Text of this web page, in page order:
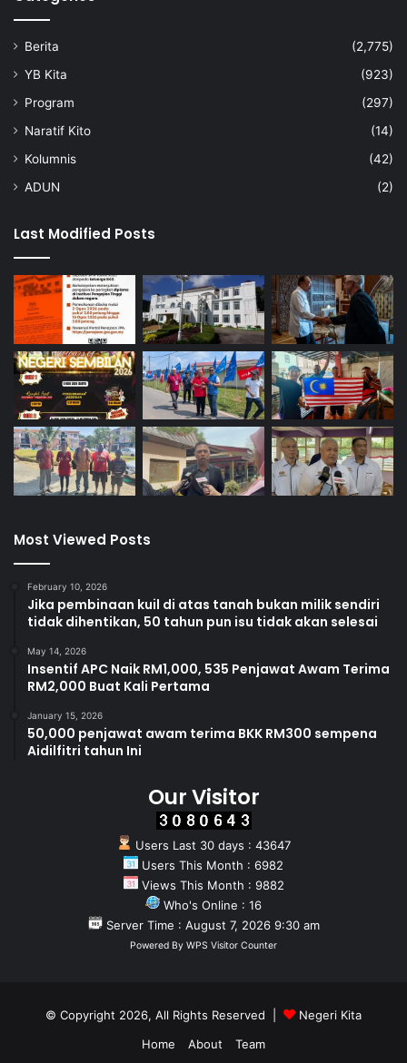
Berita
(2,775)
YB Kita
(923)
Program
(297)
Naratif Kito
(14)
Kolumnis
(42)
ADUN
(2)
Last Modified Posts
Most Viewed Posts
February 10, 2026
Jika pembinaan kuil di atas tanah bukan milik sendiri
tidak dihentikan, 50 tahun pun isu tidak akan selesai
May 14, 2026
Insentif APC Naik RM1,000, 535 Penjawat Awam Terima
RM2,000 Buat Kali Pertama
January 15, 2026
50,000 penjawat awam terima BKK RM300 sempena
Aidilfitri tahun Ini
Our Visitor
Users Last 30 days : 43647
Users This Month : 6982
Views This Month : 9882
Who's Online : 16
Server Time : August 7, 2026 9:30 am
Powered By WPS Visitor Counter
© Copyright 2026, All Rights Reserved |
Negeri Kita
Home
About Team